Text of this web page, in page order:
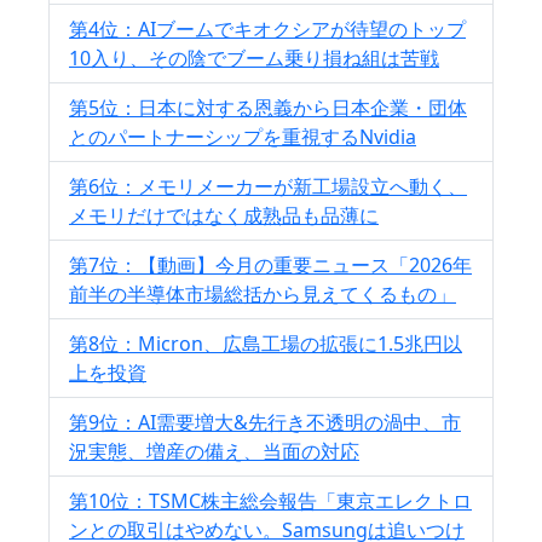
第4位：AIブームでキオクシアが待望のトップ
10入り、その陰でブーム乗り損ね組は苦戦
第5位：日本に対する恩義から日本企業・団体
とのパートナーシップを重視するNvidia
第6位：メモリメーカーが新工場設立へ動く、
メモリだけではなく成熟品も品薄に
第7位：【動画】今月の重要ニュース「2026年
前半の半導体市場総括から見えてくるもの」
第8位：Micron、広島工場の拡張に1.5兆円以
上を投資
第9位：AI需要増大&先行き不透明の渦中、市
況実態、増産の備え、当面の対応
第10位：TSMC株主総会報告「東京エレクトロ
ンとの取引はやめない。Samsungは追いつけ